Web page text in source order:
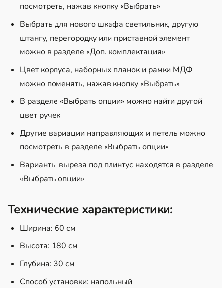
посмотреть, нажав кнопку «Выбрать»
Выбрать для нового шкафа светильник, другую
штангу, перегородку или приставной элемент
можно в разделе «Доп. комплектация»
Цвет корпуса, наборных планок и рамки МДФ
можно поменять, нажав кнопку «Выбрать»
В разделе «Выбрать опции» можно найти другой
цвет ручек
Другие вариации направляющих и петель можно
посмотреть в разделе «Выбрать опции»
Варианты выреза под плинтус находятся в разделе
«Выбрать опции»
Технические характеристики:
Ширина: 60 см
Высота: 180 см
Глубина: 30 см
Способ установки: напольный